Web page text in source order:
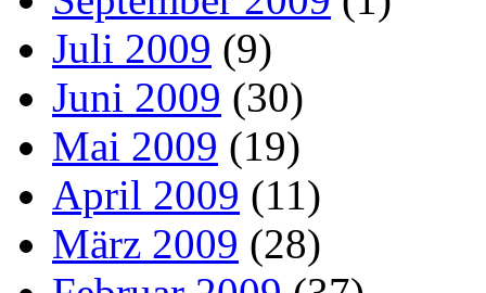
Juli 2009 (9)
Juni 2009 (30)
Mai 2009 (19)
April 2009 (11)
März 2009 (28)